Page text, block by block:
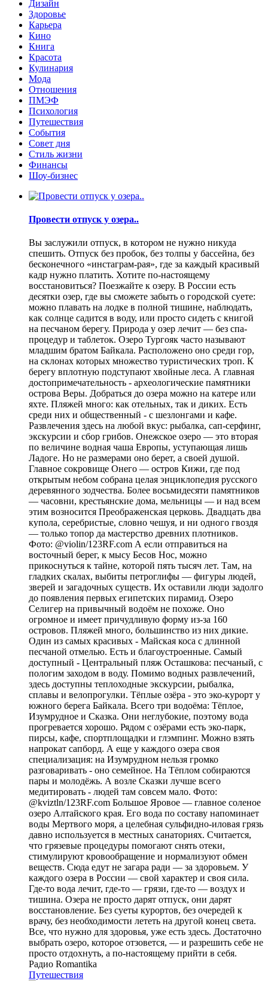
Дизайн
Здоровье
Карьера
Кино
Книга
Красота
Кулинария
Мода
Отношения
ПМЭФ
Психология
Путешествия
События
Совет дня
Стиль жизни
Финансы
Шоу-бизнес
Провести отпуск у озера..
Вы заслужили отпуск, в котором не нужно никуда
спешить. Отпуск без пробок, без толпы у бассейна, без
бесконечного «инстаграм-рая», где за каждый красивый
кадр нужно платить. Хотите по-настоящему
восстановиться? Поезжайте к озеру. В России есть
десятки озер, где вы сможете забыть о городской суете:
можно плавать на лодке в полной тишине, наблюдать,
как солнце садится в воду, или просто сидеть с книгой
на песчаном берегу. Природа у озер лечит — без спа-
процедур и таблеток. Озеро Тургояк часто называют
младшим братом Байкала. Расположено оно среди гор,
на склонах которых множество туристических троп. К
берегу вплотную подступают хвойные леса. А главная
достопримечательность - археологические памятники
острова Веры. Добраться до озера можно на катере или
яхте. Пляжей много: как отельных, так и диких. Есть
среди них и общественный - с шезлонгами и кафе.
Развлечения здесь на любой вкус: рыбалка, сап-серфинг,
экскурсии и сбор грибов. Онежское озеро — это вторая
по величине водная чаша Европы, уступающая лишь
Ладоге. Но не размерами оно берет, а своей душой.
Главное сокровище Онего — остров Кижи, где под
открытым небом собрана целая энциклопедия русского
деревянного зодчества. Более восьмидесяти памятников
— часовни, крестьянские дома, мельницы — и над всем
этим возносится Преображенская церковь. Двадцать два
купола, серебристые, словно чешуя, и ни одного гвоздя
— только топор да мастерство древних плотников.
Фото: @violin/123RF.com А если отправиться на
восточный берег, к мысу Бесов Нос, можно
прикоснуться к тайне, которой пять тысяч лет. Там, на
гладких скалах, выбиты петроглифы — фигуры людей,
зверей и загадочных существ. Их оставили люди задолго
до появления первых египетских пирамид. Озеро
Селигер на привычный водоём не похоже. Оно
огромное и имеет причудливую форму из-за 160
островов. Пляжей много, большинство из них дикие.
Один из самых красивых - Майская коса с длинной
песчаной отмелью. Есть и благоустроенные. Самый
доступный - Центральный пляж Осташкова: песчаный, с
пологим заходом в воду. Помимо водных развлечений,
здесь доступны теплоходные экскурсии, рыбалка,
сплавы и велопрогулки. Тёплые озёра - это эко-курорт у
южного берега Байкала. Всего три водоёма: Тёплое,
Изумрудное и Сказка. Они неглубокие, поэтому вода
прогревается хорошо. Рядом с озёрами есть эко-парк,
пирсы, кафе, спортплощадки и глэмпинг. Можно взять
напрокат сапборд. А еще у каждого озера своя
специализация: на Изумрудном нельзя громко
разговаривать - оно семейное. На Тёплом собираются
пары и молодёжь. А возле Сказки лучше всего
медитировать - людей там совсем мало. Фото:
@kviztln/123RF.com Большое Яровое — главное соленое
озеро Алтайского края. Его вода по составу напоминает
воды Мертвого моря, а целебная сульфидно-иловая грязь
давно используется в местных санаториях. Считается,
что грязевые процедуры помогают снять отеки,
стимулируют кровообращение и нормализуют обмен
веществ. Сюда едут не загара ради — за здоровьем. У
каждого озера в России — свой характер и своя сила.
Где-то вода лечит, где-то — грязи, где-то — воздух и
тишина. Озера не просто дарят отпуск, они дарят
восстановление. Без суеты курортов, без очередей к
врачу, без необходимости лететь на другой конец света.
Все, что нужно для здоровья, уже есть здесь. Достаточно
выбрать озеро, которое отзовется, — и разрешить себе не
просто отдохнуть, а по-настоящему прийти в себя.
Радио Romantika
Путешествия